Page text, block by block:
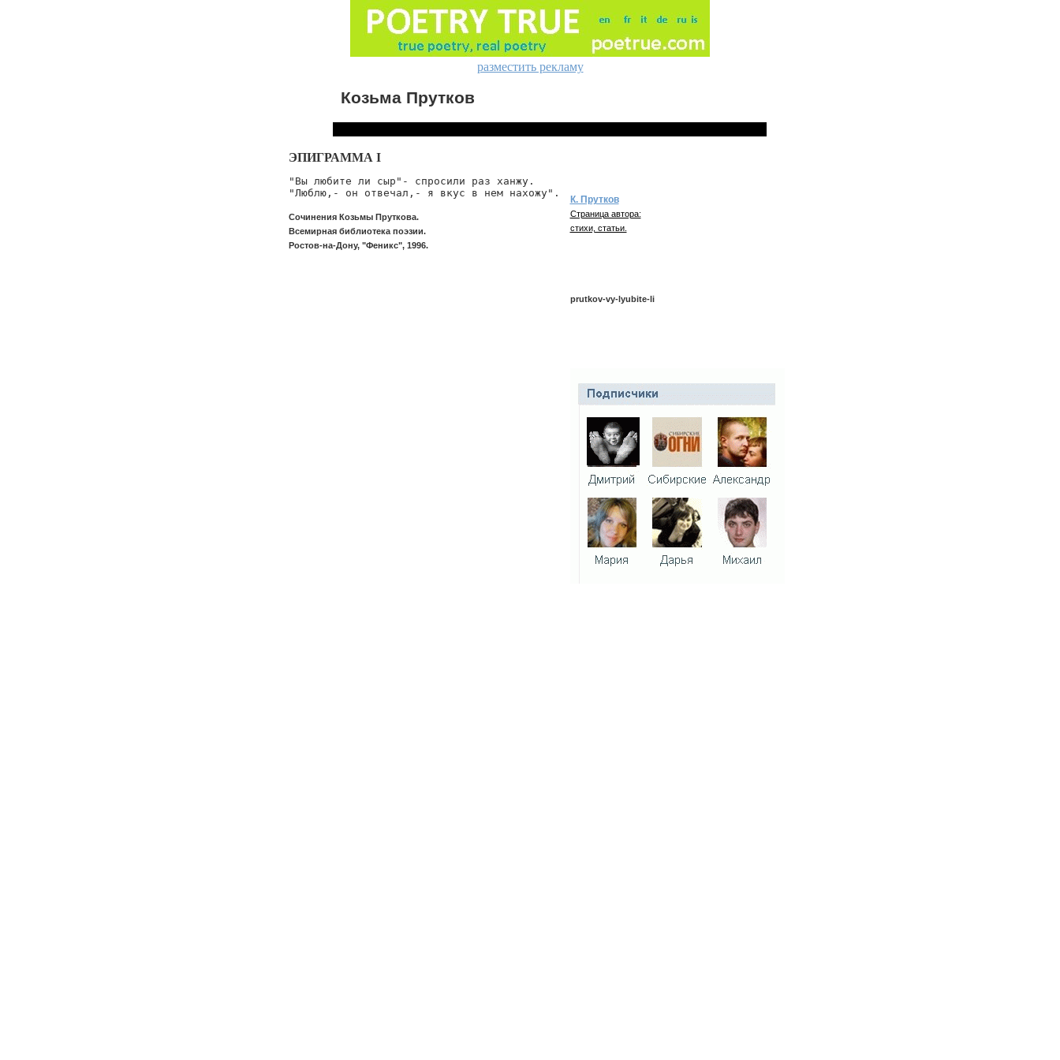
разместить рекламу
Козьма Прутков
ЭПИГРАММА I
"Вы любите ли сыр"- спросили раз ханжу.
"Люблю,- он отвечал,- я вкус в нем нахожу".
Сочинения Козьмы Пруткова.
Всемирная библиотека поэзии.
Ростов-на-Дону, "Феникс", 1996.
К. Прутков
Страница автора:
стихи, статьи.
prutkov-vy-lyubite-li